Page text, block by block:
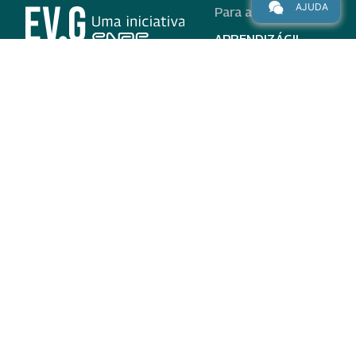
Para alunos
APRENDIZÁGIL
AJUDA